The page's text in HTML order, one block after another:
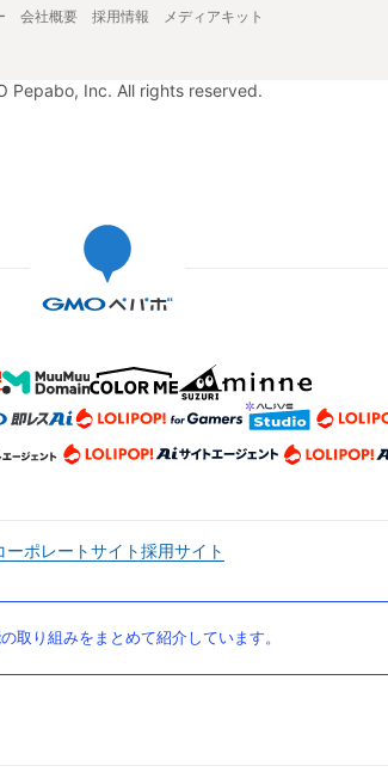
会社概要 採用情報 メディアキット
Pepabo, Inc. All rights reserved.
ーポレートサイト採用サイト
取り組みをまとめて紹介しています。